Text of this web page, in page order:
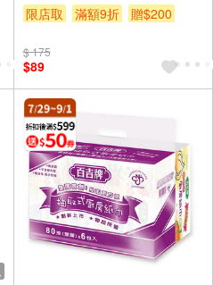
限店取
滿額9折 贈$200
$ 175
$89